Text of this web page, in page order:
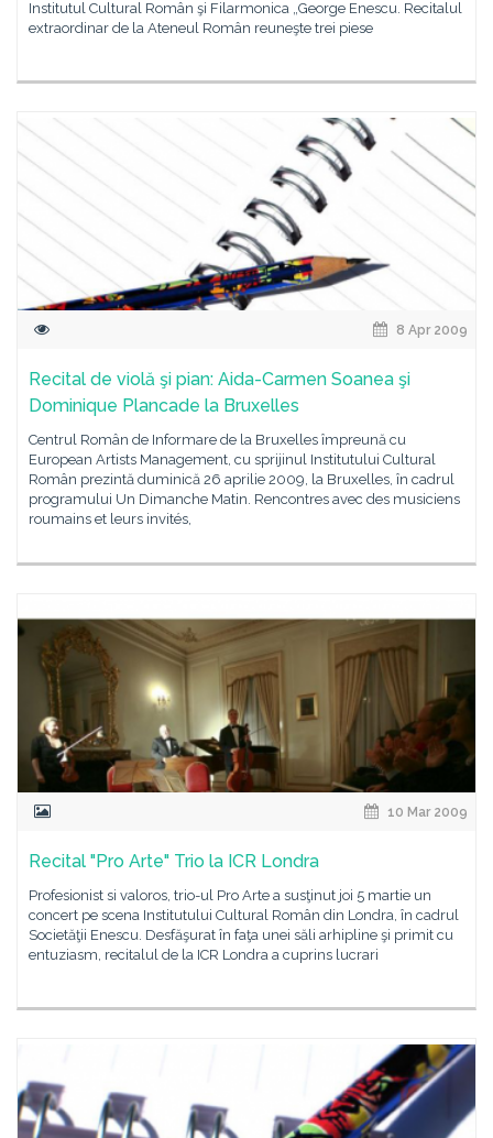
Institutul Cultural Român şi Filarmonica „George Enescu. Recitalul
extraordinar de la Ateneul Român reuneşte trei piese
8 Apr 2009
Recital de violă şi pian: Aida-Carmen Soanea şi
Dominique Plancade la Bruxelles
Centrul Român de Informare de la Bruxelles împreună cu
European Artists Management, cu sprijinul Institutului Cultural
Român prezintă duminică 26 aprilie 2009, la Bruxelles, în cadrul
programului Un Dimanche Matin. Rencontres avec des musiciens
roumains et leurs invités,
10 Mar 2009
Recital "Pro Arte" Trio la ICR Londra
Profesionist si valoros, trio-ul Pro Arte a susţinut joi 5 martie un
concert pe scena Institutului Cultural Român din Londra, în cadrul
Societăţii Enescu. Desfăşurat în faţa unei săli arhipline şi primit cu
entuziasm, recitalul de la ICR Londra a cuprins lucrari